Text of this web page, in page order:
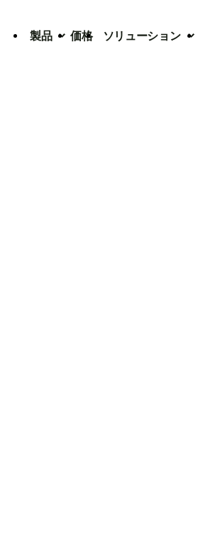
製品 価格 ソリューション